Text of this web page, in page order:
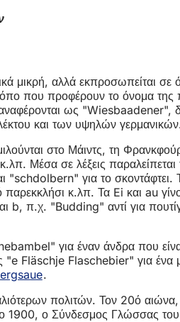
μικρή, αλλά εκπροσωπείται σε
που προφέρουν το όνομα της
αναφέρονται ως
και των υψηλών
στο Μάιντς, τη
Μέσα σε λέξεις
για το σκοντάφτει.
κ.λπ. Τα Ei και au
b, π.χ. "Budding" αντί για
για έναν άνδρα που
"e Fläschje Flaschebier" για
.
πολιτών. Τον 20ό αιώνα,
1900, ο Σύνδεσμος Γλώσσας